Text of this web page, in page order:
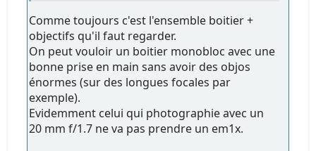
Comme toujours c'est l'ensemble boitier +
objectifs qu'il faut regarder.
On peut vouloir un boitier monobloc avec une
bonne prise en main sans avoir des objos
énormes (sur des longues focales par
exemple).
Evidemment celui qui photographie avec un
20 mm f/1.7 ne va pas prendre un em1x.